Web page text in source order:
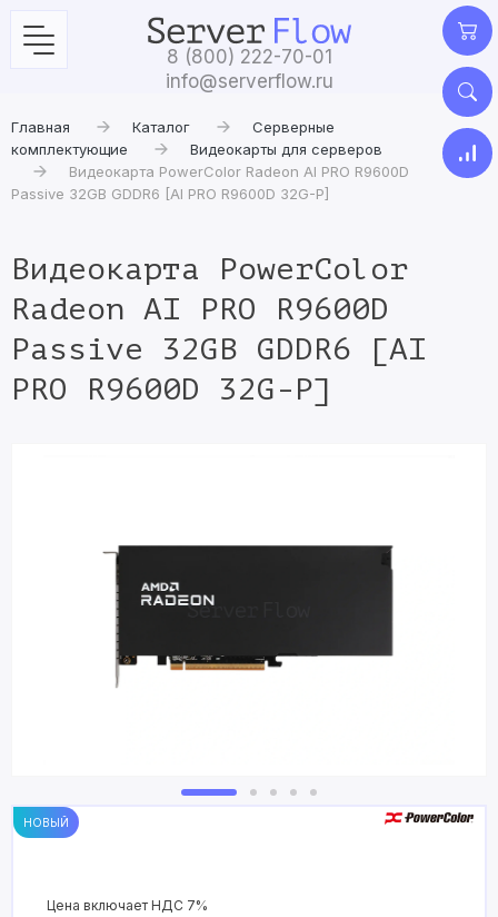
8 (800) 222-70-01
info@serverflow.ru
Главная Каталог
Серверные
комплектующие
Видеокарты для серверов
Видеокарта PowerColor Radeon AI PRO R9600D
Passive 32GB GDDR6 [AI PRO R9600D 32G-P]
Видеокарта PowerColor
Radeon AI PRO R9600D
Passive 32GB GDDR6 [AI
PRO R9600D 32G-P]
НОВЫЙ
Цена включает НДС 7%